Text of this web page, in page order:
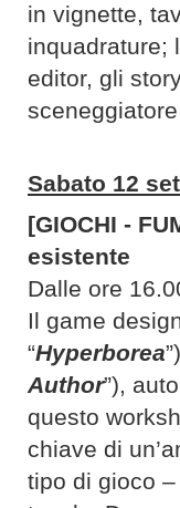
in vignette,
inquadrature;
editor, gli
Sabato 12
[GIOCHI -
esistente
Dalle ore
Il game
“Hyperborea
Author”),
questo
chiave di
tipo di gioco